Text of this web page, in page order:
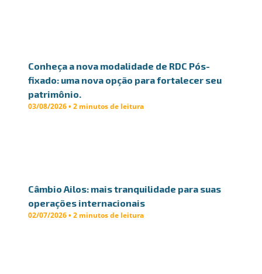
Conheça a nova modalidade de RDC Pós-
fixado: uma nova opção para fortalecer seu
patrimônio.
03/08/2026 • 2 minutos de leitura
Câmbio Ailos: mais tranquilidade para suas
operações internacionais
02/07/2026 • 2 minutos de leitura